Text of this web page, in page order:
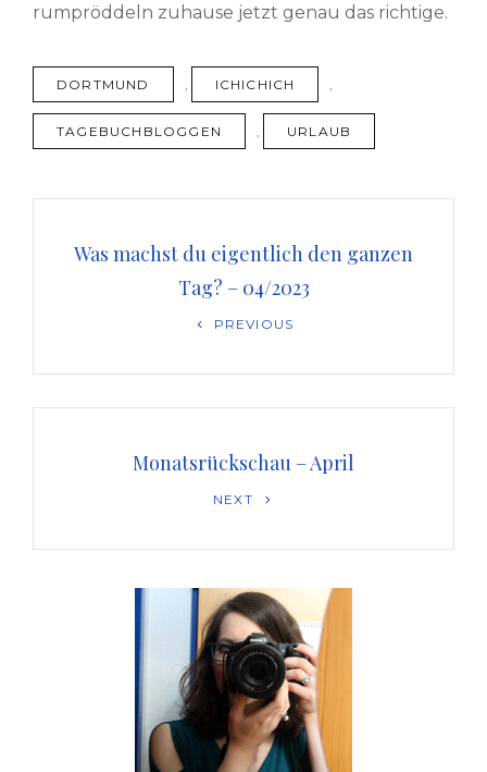
rumpröddeln zuhause jetzt genau das richtige.
TAGSDORTMUND , ICHICHICH ,
TAGEBUCHBLOGGEN , URLAUB
Was machst du eigentlich den ganzen
Tag? – 04/2023
PREVIOUS
Monatsrückschau – April
NEXT